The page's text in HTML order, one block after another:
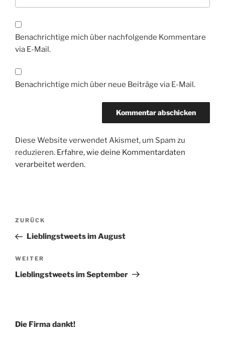
Benachrichtige mich über nachfolgende Kommentare
via E-Mail.
Benachrichtige mich über neue Beiträge via E-Mail.
Diese Website verwendet Akismet, um Spam zu
reduzieren. Erfahre, wie deine Kommentardaten
verarbeitet werden.
Beitragsnavigation
Vorheriger
Beitrag
ZURÜCK
Lieblingstweets im August
Nächster
Beitrag
WEITER
Lieblingstweets im September
Die Firma dankt!